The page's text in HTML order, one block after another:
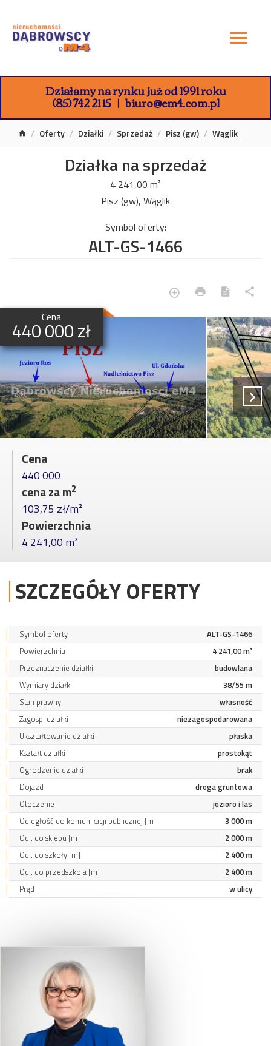
Działamy na rynku już od 1991 roku
(85) 742 21 15 biuro@em4.com.pl
Oferty Działki Sprzedaż Pisz (gw) Wąglik
Działka na sprzedaż
4 241,00 m²
Pisz (gw), Wąglik
Symbol oferty:
ALT-GS-1466
Cena
440 000 zł
Cena
440 000
cena za m2
103,75 zł/m²
Powierzchnia
4 241,00 m²
SZCZEGÓŁY OFERTY
Symbol oferty
ALT-GS-1466
Powierzchnia
4 241,00 m²
Przeznaczenie działki
budowlana
Wymiary działki
38/55 m
Stan prawny
własność
Zagosp. działki
niezagospodarowana
Ukształtowanie działki
płaska
Kształt działki
prostokąt
Ogrodzenie działki
brak
Dojazd
droga gruntowa
Otoczenie
jezioro i las
Odległość do komunikacji publicznej [m]
3 000 m
Odl. do sklepu [m]
2 000 m
Odl. do szkoły [m]
2 400 m
Odl. do przedszkola [m]
2 400 m
Prąd
w ulicy